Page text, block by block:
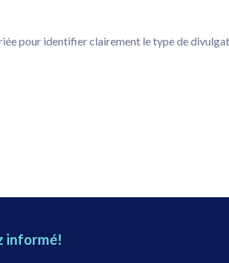
pour identifier clairement le type de
informé!